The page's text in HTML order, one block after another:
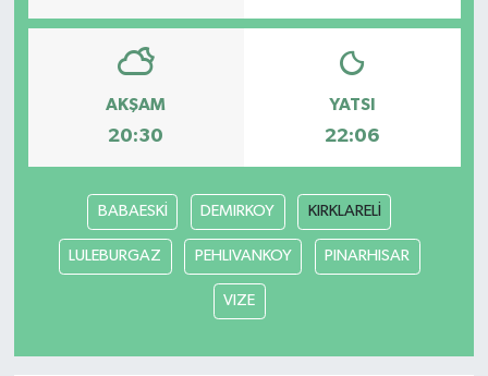
AKŞAM
20:30
YATSI
22:06
BABAESKİ DEMIRKOY KIRKLARELİ
LULEBURGAZ PEHLIVANKOY PINARHISAR
VIZE